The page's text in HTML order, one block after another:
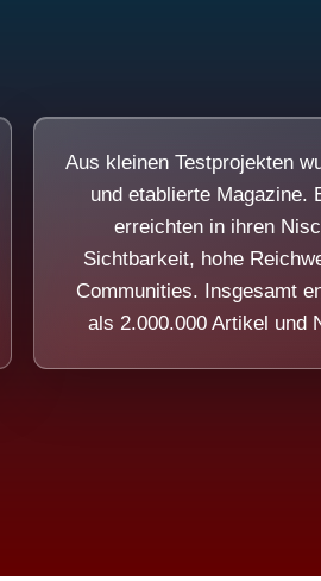
Aus kleinen Testprojekten
und etablierte Magazine.
erreichten in ihren
Sichtbarkeit, hohe
Communities. Insgesamt
als 2.000.000 Artikel und